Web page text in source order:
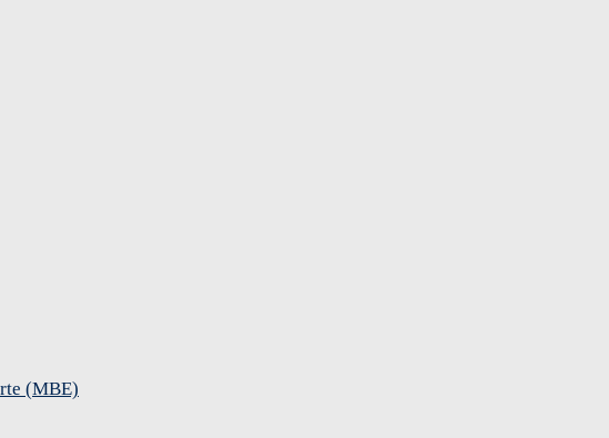
(MBE)